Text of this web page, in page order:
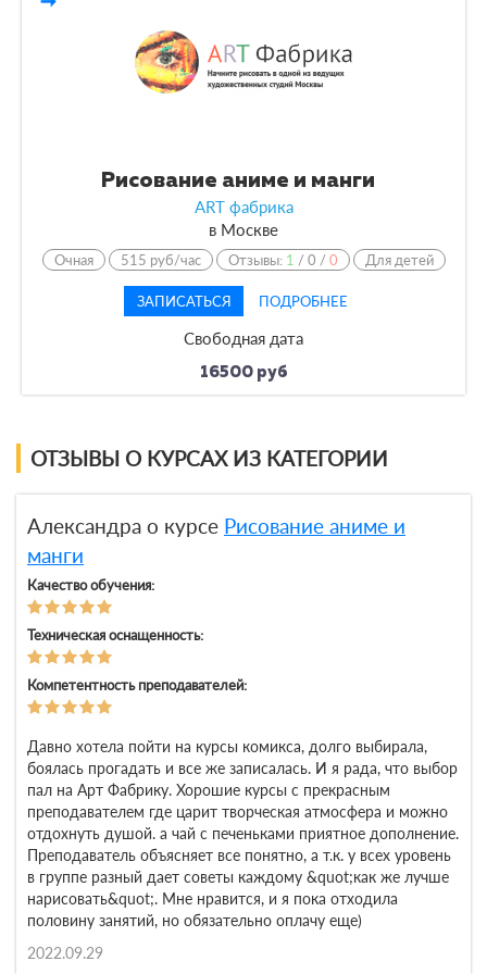
Рисование аниме и манги
ART фабрика
в Москве
Очная 515 руб/час Отзывы: 1 /0 /0 Для детей
ЗАПИСАТЬСЯ ПОДРОБНЕЕ
Свободная дата
16500 руб
ОТЗЫВЫ О КУРСАХ ИЗ КАТЕГОРИИ
Александра о курсе Рисование аниме и
манги
Качество обучения:
Техническая оснащенность:
Компетентность преподавателей:
Давно хотела пойти на курсы комикса, долго выбирала,
боялась прогадать и все же записалась. И я рада, что выбор
пал на Арт Фабрику. Хорошие курсы с прекрасным
преподавателем где царит творческая атмосфера и можно
отдохнуть душой. а чай с печеньками приятное дополнение.
Преподаватель объясняет все понятно, а т.к. у всех уровень
в группе разный дает советы каждому &quot;как же лучше
нарисовать&quot;. Мне нравится, и я пока отходила
половину занятий, но обязательно оплачу еще)
2022.09.29
По форме обучения